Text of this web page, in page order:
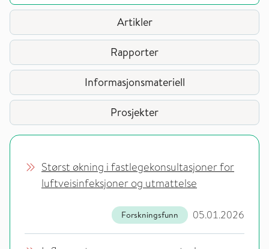
Artikler
Rapporter
Informasjonsmateriell
Prosjekter
Størst økning i fastlegekonsultasjoner for
luftveisinfeksjoner og utmattelse
05.01.2026
Forskningsfunn